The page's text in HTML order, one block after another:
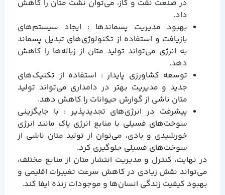
در صنعت نفت و گاز، می‌توان نشت متان را کاهش
داد.
بهبود مدیریت پسماندها : ایجاد سیستم‌های
بازیافت و استفاده از تکنولوژی‌های تبدیل پسماند
به انرژی می‌تواند تولید متان از زباله‌ها را کاهش
دهد.
توسعه کشاورزی پایدار : استفاده از تکنیک‌های
جدید و مدیریت بهتر در دامداری می‌تواند تولید
متان ناشی از گوارش حیوانات را کاهش دهد.
پیشرفت در انرژی‌های تجدیدپذیر : با جایگزینی
سوخت‌های فسیلی با منابع انرژی پاک مانند انرژی
خورشیدی و بادی، می‌توان از تولید متان ناشی از
سوخت‌های فسیلی جلوگیری کرد.
در نهایت، کنترل و مدیریت انتشار متان از منابع مختلف،
می‌تواند نقش زیادی در کاهش سرعت تغییرات اقلیمی و
بهبود کیفیت زندگی انسان‌ها و موجودات زنده ایفا کند.